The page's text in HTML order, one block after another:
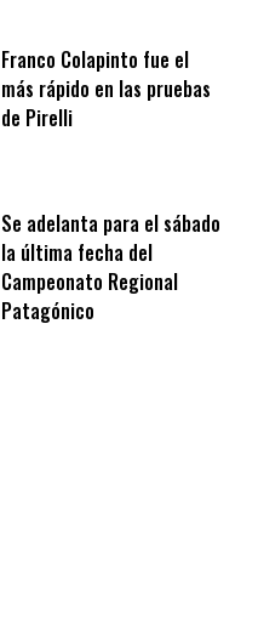
Franco Colapinto fue el
más rápido en las pruebas
de Pirelli
Se adelanta para el sábado
la última fecha del
Campeonato Regional
Patagónico